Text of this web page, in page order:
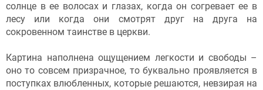
солнце в ее волосах и глазах, когда он согревает ее в
лесу или когда они смотрят друг на друга на
сокровенном таинстве в церкви.
Картина наполнена ощущением легкости и свободы –
оно то совсем призрачное, то буквально проявляется в
поступках влюбленных, которые решаются, невзирая на